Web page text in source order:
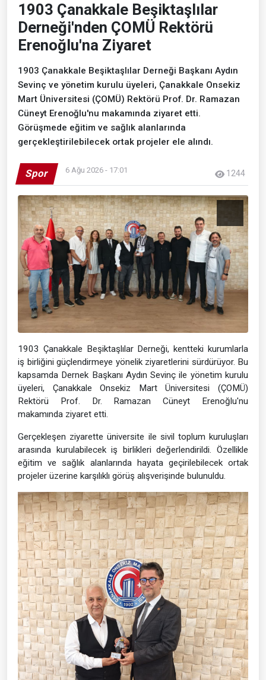
1903 Çanakkale Beşiktaşlılar
Derneği'nden ÇOMÜ Rektörü
Erenoğlu'na Ziyaret
1903 Çanakkale Beşiktaşlılar Derneği Başkanı Aydın
Sevinç ve yönetim kurulu üyeleri, Çanakkale Onsekiz
Mart Üniversitesi (ÇOMÜ) Rektörü Prof. Dr. Ramazan
Cüneyt Erenoğlu'nu makamında ziyaret etti.
Görüşmede eğitim ve sağlık alanlarında
gerçekleştirilebilecek ortak projeler ele alındı.
Spor 6 Ağu 2026 - 17:01 1244
1903 Çanakkale Beşiktaşlılar Derneği, kentteki kurumlarla
iş birliğini güçlendirmeye yönelik ziyaretlerini sürdürüyor. Bu
kapsamda Dernek Başkanı Aydın Sevinç ile yönetim kurulu
üyeleri, Çanakkale Onsekiz Mart Üniversitesi (ÇOMÜ)
Rektörü Prof. Dr. Ramazan Cüneyt Erenoğlu'nu
makamında ziyaret etti.
Gerçekleşen ziyarette üniversite ile sivil toplum kuruluşları
arasında kurulabilecek iş birlikleri değerlendirildi. Özellikle
eğitim ve sağlık alanlarında hayata geçirilebilecek ortak
projeler üzerine karşılıklı görüş alışverişinde bulunuldu.